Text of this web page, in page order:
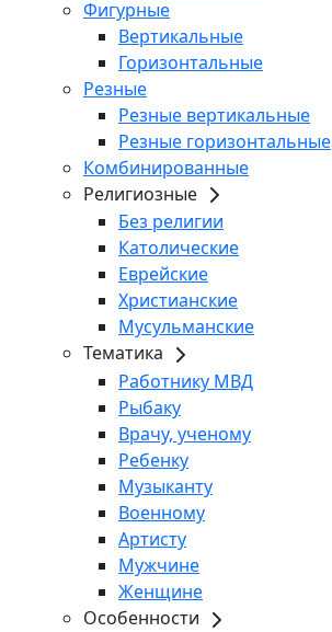
Фигурные
Вертикальные
Горизонтальные
Резные
Резные вертикальные
Резные горизонтальные
Комбинированные
Религиозные
Без религии
Католические
Еврейские
Христианские
Мусульманские
Тематика
Работнику МВД
Рыбаку
Врачу, ученому
Ребенку
Музыканту
Военному
Артисту
Мужчине
Женщине
Особенности